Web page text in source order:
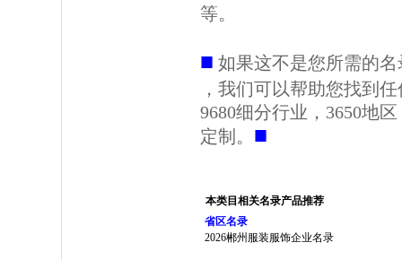
等。
■ 如果这不是您所需的
，我们可以帮助您找到
9680细分行业，3650地
定制。 ■
本类目相关名录产品推荐
省区名录
2026郴州服装服饰企业名录